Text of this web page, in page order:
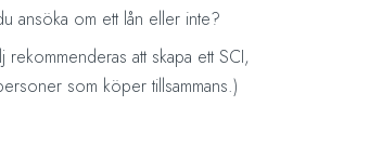
ansöka om ett lån eller inte?
att skapa ett SCI,
som köper tillsammans.)